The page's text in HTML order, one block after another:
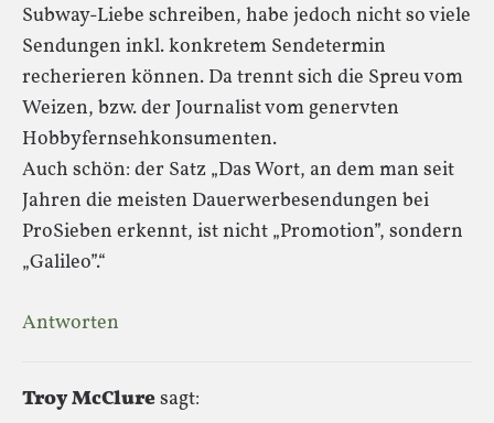
Subway-Liebe schreiben, habe jedoch nicht so viele
Sendungen inkl. konkretem Sendetermin
recherieren können. Da trennt sich die Spreu vom
Weizen, bzw. der Journalist vom genervten
Hobbyfernsehkonsumenten.
Auch schön: der Satz „Das Wort, an dem man seit
Jahren die meisten Dauerwerbesendungen bei
ProSieben erkennt, ist nicht „Promotion”, sondern
„Galileo”.“
Antworten
Troy McCluresagt: